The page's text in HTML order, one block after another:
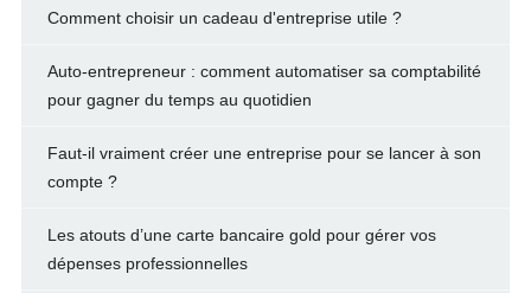
Comment choisir un cadeau d'entreprise utile ?
Auto-entrepreneur : comment automatiser sa comptabilité
pour gagner du temps au quotidien
Faut-il vraiment créer une entreprise pour se lancer à son
compte ?
Les atouts d’une carte bancaire gold pour gérer vos
dépenses professionnelles